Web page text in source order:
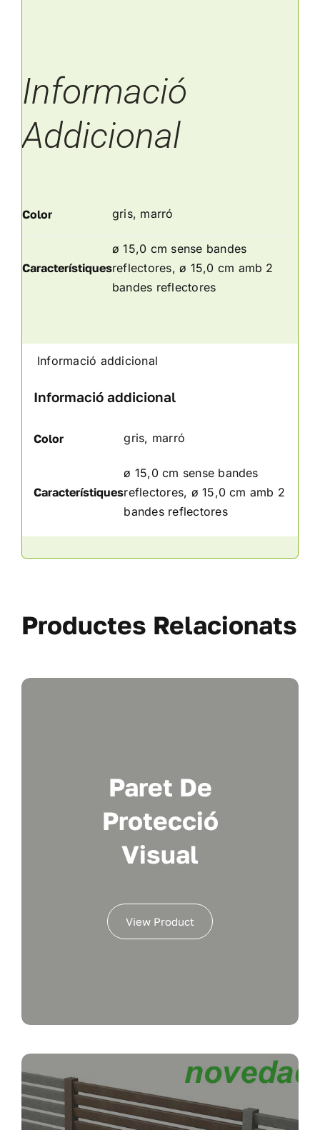
Informació
Addicional
Color gris, marró
Característiques
ø 15,0 cm sense bandes
reflectores, ø 15,0 cm amb 2
bandes reflectores
Informació addicional
Informació addicional
Color gris, marró
Característiques
ø 15,0 cm sense bandes
reflectores, ø 15,0 cm amb 2
bandes reflectores
Productes Relacionats
Paret De
Protecció
Visual
View Product